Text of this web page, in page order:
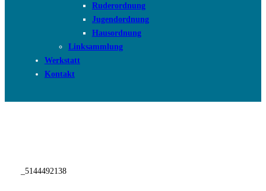
Ruderordnung
Jugendordnung
Hausordnung
Linksammlung
Werkstatt
Kontakt
_5144492138